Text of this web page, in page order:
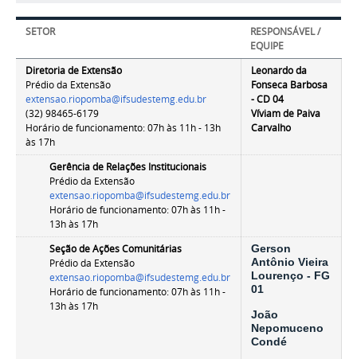
SETOR
RESPONSÁVEL /
EQUIPE
Diretoria de Extensão
Prédio da Extensão
extensao.riopomba@ifsudestemg.edu.br
(32) 98465-6179
Horário de funcionamento: 07h às 11h - 13h
às 17h
Leonardo da
Fonseca Barbosa
- CD 04
Víviam de Paiva
Carvalho
Gerência de Relações Institucionais
Prédio da Extensão
extensao.riopomba@ifsudestemg.edu.br
Horário de funcionamento:07h às 11h -
13h às 17h
Seção de Ações Comunitárias
Prédio da Extensão
extensao.riopomba@ifsudestemg.edu.br
Horário de funcionamento:07h às 11h -
13h às 17h
Gerson
Antônio Vieira
Lourenço - FG
01
João
Nepomuceno
Condé